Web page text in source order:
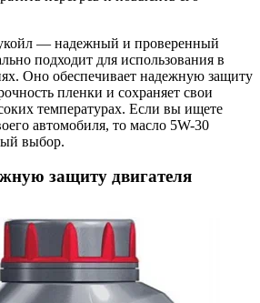
— надежный и проверенный
подходит для использования в
Оно обеспечивает надежную защиту
пленки и сохраняет свои
температурах. Если вы ищете
автомобиля, то масло 5W-30
выбор.
защиту двигателя